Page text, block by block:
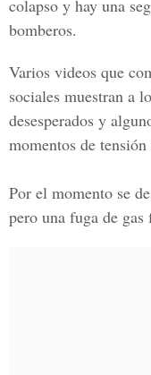
colapso y hay una
bomberos.
Varios videos que
sociales muestran a
desesperados y
momentos de
Por el momento se
pero una fuga de